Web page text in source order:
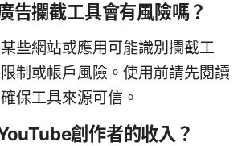
告攔截工具會有風險嗎？
些網站或應用可能識別攔截工
制或帳戶風險。使用前請先閱讀
保工具來源可信。
創作者的收入？